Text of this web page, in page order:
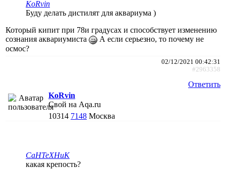
KoRvin
Буду делать дистилят для аквариума )
Который кипит при 78и градусах и способствует изменению
сознания аквариумиста
А если серьезно, то почему не
осмос?
02/12/2021 00:42:31
#2963358
Ответить
KoRvin
Свой на Aqa.ru
10314 7148 Москва
CaHTeXHuK
какая крепость?